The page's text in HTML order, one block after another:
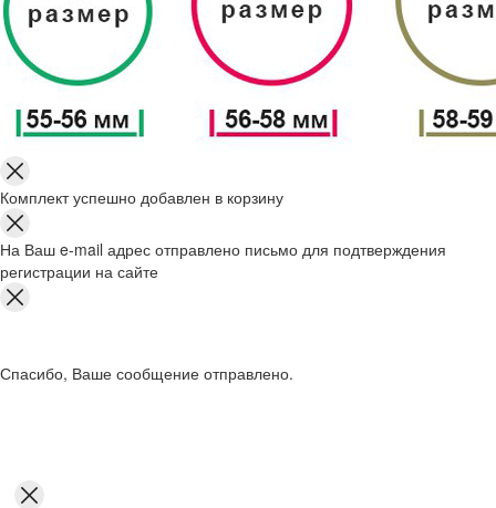
Комплект успешно добавлен в корзину
На Ваш e-mail адрес отправлено письмо для подтверждения
регистрации на сайте
Спасибо, Ваше сообщение отправлено.